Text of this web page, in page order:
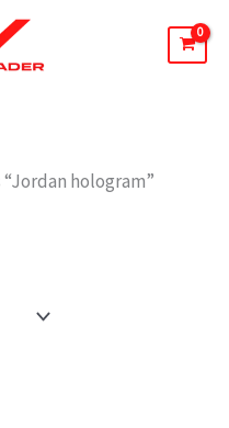
hologram”